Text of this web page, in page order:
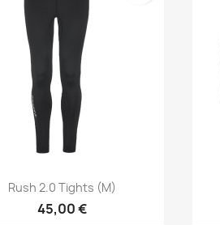
Vista rápida
Rush 2.0 Tights (M)
45,00 €